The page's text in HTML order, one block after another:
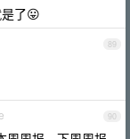
了😛
89
90